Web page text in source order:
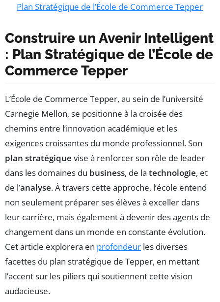
Plan Stratégique de l’École de Commerce Tepper
Construire un Avenir Intelligent
: Plan Stratégique de l’École de
Commerce Tepper
L’École de Commerce Tepper, au sein de l’université
Carnegie Mellon, se positionne à la croisée des
chemins entre l’innovation académique et les
exigences croissantes du monde professionnel. Son
plan stratégique vise à renforcer son rôle de leader
dans les domaines du business, de la technologie, et
de l’analyse. À travers cette approche, l’école entend
non seulement préparer ses élèves à exceller dans
leur carrière, mais également à devenir des agents de
changement dans un monde en constante évolution.
Cet article explorera en profondeur les diverses
facettes du plan stratégique de Tepper, en mettant
l’accent sur les piliers qui soutiennent cette vision
audacieuse.